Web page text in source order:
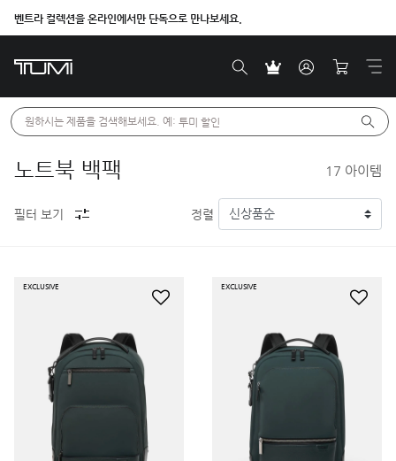
벤트라 컬렉션을 온라인에서만 단독으로 만나보세요.
원하시는 제품을 검색해보세요. 예: 투미 할인
노트북 백팩 17 아이템
필터 보기 정렬
EXCLUSIVE EXCLUSIVE